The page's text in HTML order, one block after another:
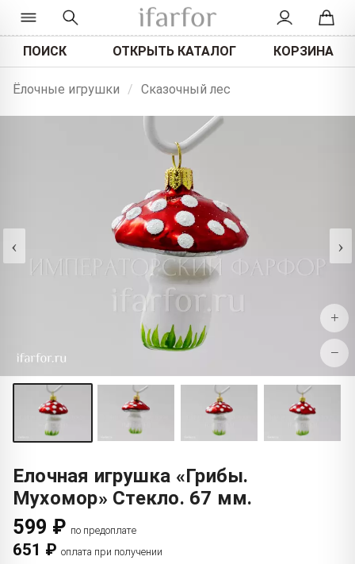
ПОИСК ОТКРЫТЬ КАТАЛОГ КОРЗИНА
Ёлочные игрушки / Сказочный лес
‹ ›
+
−
Елочная игрушка «Грибы.
Мухомор» Стекло. 67 мм.
599 ₽ по предоплате
651 ₽ оплата при получении